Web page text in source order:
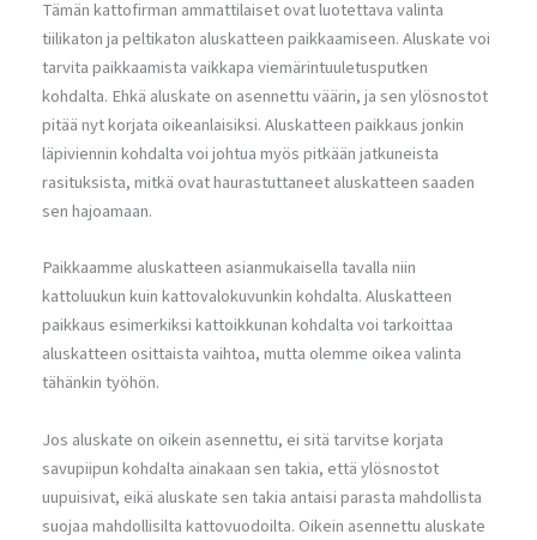
Tämän kattofirman ammattilaiset ovat luotettava valinta
tiilikaton ja peltikaton aluskatteen paikkaamiseen. Aluskate voi
tarvita paikkaamista vaikkapa viemärintuuletusputken
kohdalta. Ehkä aluskate on asennettu väärin, ja sen ylösnostot
pitää nyt korjata oikeanlaisiksi. Aluskatteen paikkaus jonkin
läpiviennin kohdalta voi johtua myös pitkään jatkuneista
rasituksista, mitkä ovat haurastuttaneet aluskatteen saaden
sen hajoamaan.
Paikkaamme aluskatteen asianmukaisella tavalla niin
kattoluukun kuin kattovalokuvunkin kohdalta. Aluskatteen
paikkaus esimerkiksi kattoikkunan kohdalta voi tarkoittaa
aluskatteen osittaista vaihtoa, mutta olemme oikea valinta
tähänkin työhön.
Jos aluskate on oikein asennettu, ei sitä tarvitse korjata
savupiipun kohdalta ainakaan sen takia, että ylösnostot
uupuisivat, eikä aluskate sen takia antaisi parasta mahdollista
suojaa mahdollisilta kattovuodoilta. Oikein asennettu aluskate